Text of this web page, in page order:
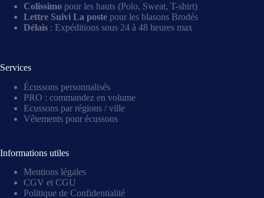
Colissimo pour les hauts (Polo, Sweat, T-shirt)
Lettre Suivi La poste pour les blasons Brodés
Délais : Expéditions sous 24 à 48 heures max
Services
Écussons personnalisés
PRO : commandez en volume
Ecussons par régions / ville
Vêtements pour écussons
Informations utiles
Mentions légales
CGV et CGU
Politique de Confidentialité